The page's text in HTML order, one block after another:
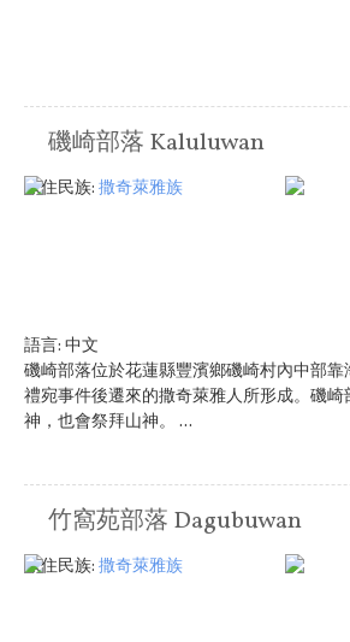
磯崎部落 Kaluluwan
原住民族: 撒奇萊雅族
語言: 中文
磯崎部落位於花蓮縣豐濱鄉磯崎村內中部
禮宛事件後遷來的撒奇萊雅人所形成。磯
神，也會祭拜山神。 ...
竹窩苑部落 Dagubuwan
原住民族: 撒奇萊雅族